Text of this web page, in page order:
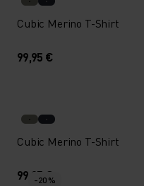
Cubic Merino T-Shirt
99,95 €
Cubic Merino T-Shirt
99,95 €
-20 %